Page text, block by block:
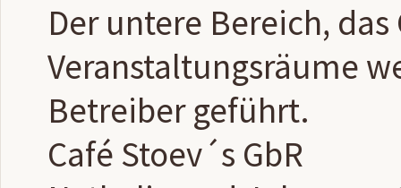
Der untere Bereich,
Veranstaltungsräume
Betreiber geführt.
Café Stoev´s GbR